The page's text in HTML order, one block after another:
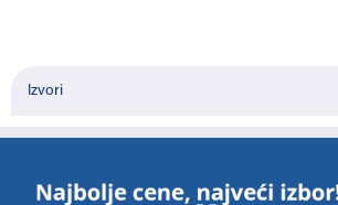
Izvori